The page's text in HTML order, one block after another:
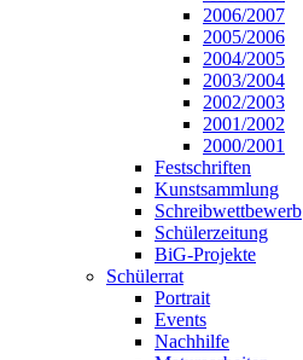
2006/2007
2005/2006
2004/2005
2003/2004
2002/2003
2001/2002
2000/2001
Festschriften
Kunstsammlung
Schreibwettbewerb
Schülerzeitung
BiG-Projekte
Schülerrat
Portrait
Events
Nachhilfe